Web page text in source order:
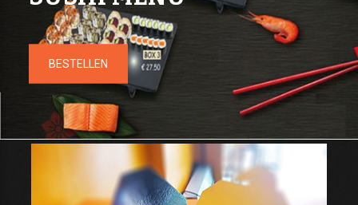
BESTELLEN